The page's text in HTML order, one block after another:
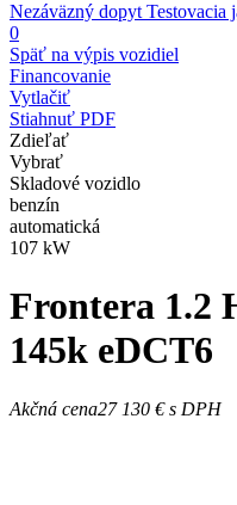
Nezáväzný dopyt Testovacia
0
Späť na výpis vozidiel
Financovanie
Vytlačiť
Stiahnuť PDF
Zdieľať
Vybrať
Skladové vozidlo
benzín
automatická
107 kW
Frontera 1.2
145k eDCT6
Akčná cena27 130 €s DPH